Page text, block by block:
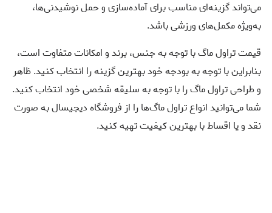
می‌تواند گزینه‌ای مناسب برای آماده‌سازی و حمل نوشیدنی‌ها،
به‌ویژه مکمل‌های ورزشی باشد.
قیمت تراول ماگ‌ با توجه به جنس، برند و امکانات متفاوت است،
بنابراین با توجه به بودجه خود بهترین گزینه را انتخاب کنید. ظاهر
و طراحی تراول ماگ را با توجه به سلیقه شخصی خود انتخاب کنید.
شما می‌توانید انواع تراول ماگ‌ها را از فروشگاه دیجیسال به صورت
نقد و یا اقساط با بهترین کیفیت تهیه کنید.